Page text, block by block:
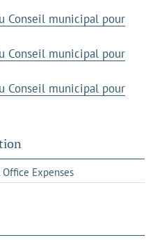
Conseil municipal pour
Conseil municipal pour
Conseil municipal pour
Expenses